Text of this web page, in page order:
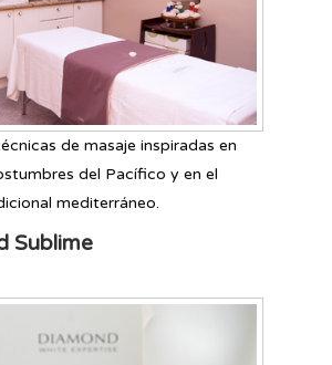
de masaje inspiradas en
del Pacífico y en el
mediterráneo.
Sublime